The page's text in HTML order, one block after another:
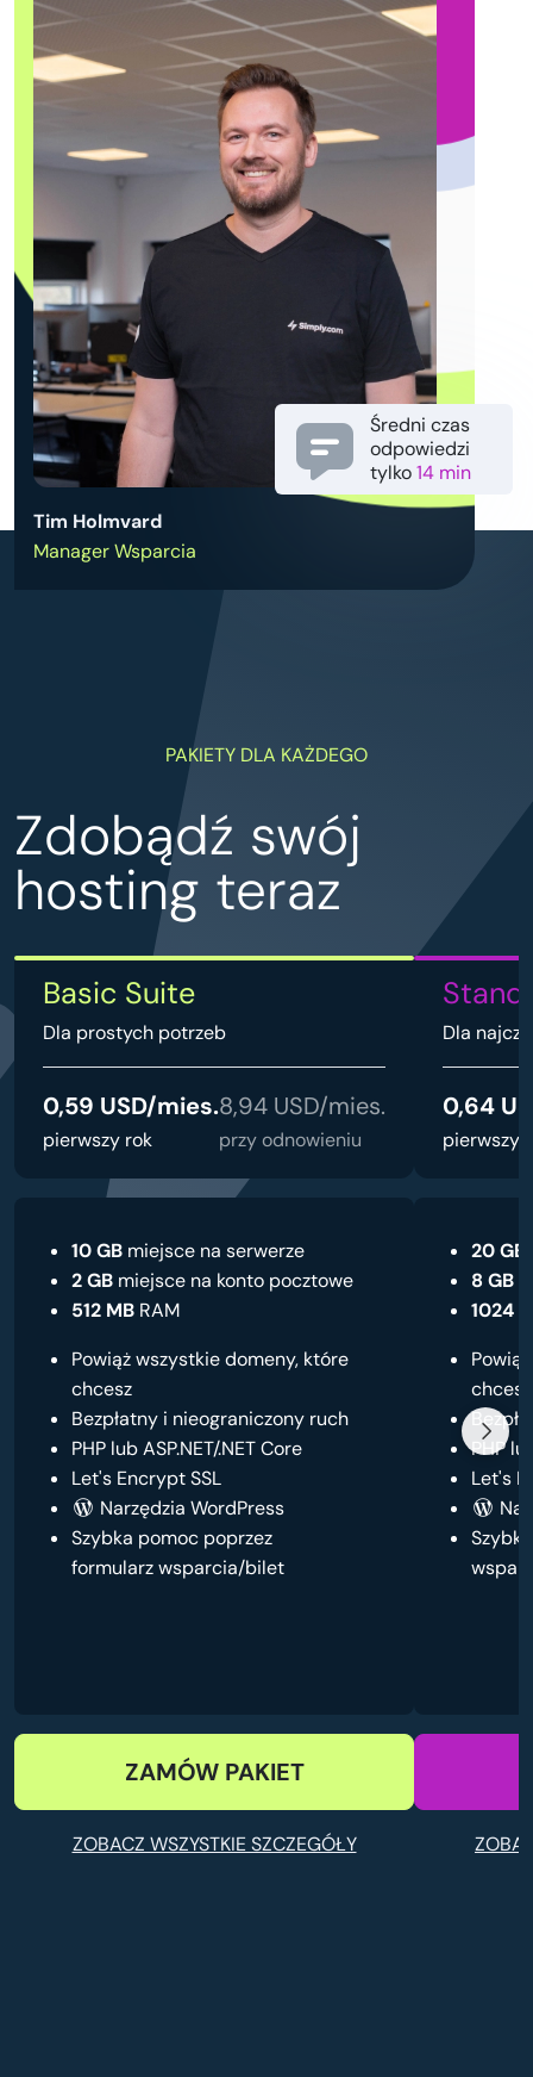
Tim Holmvard
Manager Wsparcia
Średni czas
odpowiedzi
tylko14 min
PAKIETY DLA KAŻDEGO
Zdobądź swój
hosting teraz
Basic Suite
Dla prostych potrzeb
0,59 USD/mies.
pierwszy rok
8,94 USD/mies.
przy odnowieniu
10 GB miejsce na serwerze
2 GB miejsce na konto pocztowe
512 MB RAM
Powiąż wszystkie domeny, które
chcesz
Bezpłatny i nieograniczony ruch
PHP lub ASP.NET/.NET Core
Let's Encrypt SSL
Narzędzia WordPress
Szybka pomoc poprzez
formularz wsparcia/bilet
ZAMÓW PAKIET
ZOBACZ WSZYSTKIE SZCZEGÓŁY
Dla
0,64
pierwszy
20 GB
8 GB
1024
chcesz
PHP
Let's